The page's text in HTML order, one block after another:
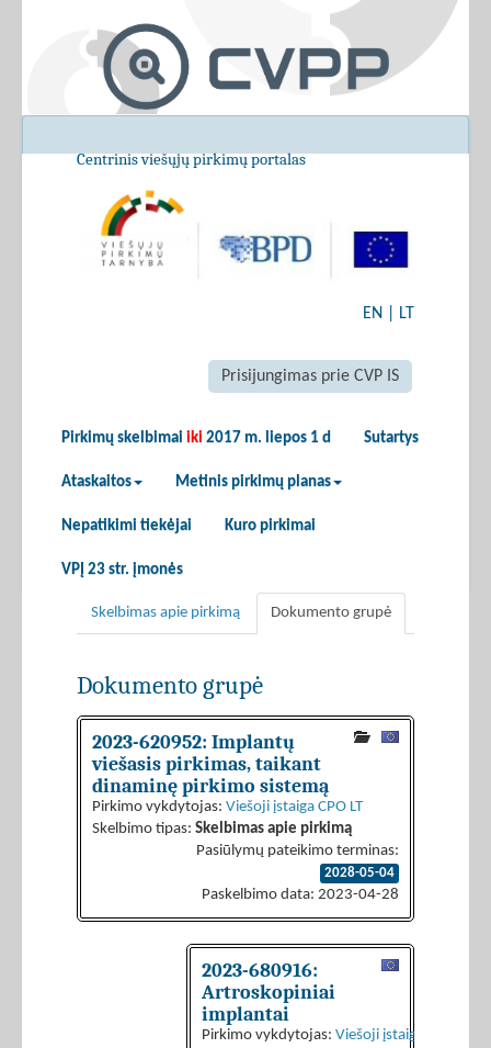
Centrinis viešųjų pirkimų portalas
EN LT
Prisijungimas prie CVP IS
Pirkimų skelbimai iki 2017 m. liepos 1 d Sutartys
Ataskaitos Metinis pirkimų planas
Nepatikimi tiekėjai Kuro pirkimai
VPĮ 23 str. įmonės
Skelbimas apie pirkimą Dokumento grupė
Dokumento grupė
2023-620952: Implantų
viešasis pirkimas, taikant
dinaminę pirkimo sistemą
Pirkimo vykdytojas: Viešoji įstaiga CPO LT
Skelbimo tipas: Skelbimas apie pirkimą
Pasiūlymų pateikimo terminas:
2028-05-04
Paskelbimo data: 2023-04-28
2023-680916:
Artroskopiniai
implantai
Pirkimo vykdytojas: Viešoji įstaiga